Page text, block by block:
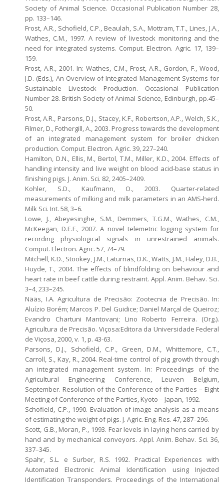
Society of Animal Science. Occasional Publication Number 28,
pp. 133–146.
Frost, A.R., Schofield, C.P., Beaulah, S.A., Mottram, T.T., Lines, J.A.,
Wathes, C.M., 1997. A review of livestock monitoring and the
need for integrated systems. Comput. Electron. Agric. 17, 139–
159.
Frost, A.R., 2001. In: Wathes, C.M., Frost, A.R., Gordon, F., Wood,
J.D. (Eds.), An Overview of Integrated Management Systems for
Sustainable Livestock Production. Occasional Publication
Number 28. British Society of Animal Science, Edinburgh, pp.45–
50.
Frost, A.R., Parsons, D.J., Stacey, K.F., Robertson, A.P., Welch, S.K.,
Filmer, D., Fothergill, A., 2003. Progress towards the development
of an integrated management system for broiler chicken
production. Comput. Electron. Agric. 39, 227–240.
Hamilton, D.N., Ellis, M., Bertol, T.M., Miller, K.D., 2004. Effects of
handling intensity and live weight on blood acid-base status in
finishing pigs. J. Anim. Sci. 82, 2405–2409.
Kohler, S.D., Kaufmann, O., 2003. Quarter-related
measurements of milking and milk parameters in an AMS-herd.
Milk Sci. Int. 58, 3–6.
Lowe, J., Abeyesinghe, S.M., Demmers, T.G.M., Wathes, C.M.,
McKeegan, D.E.F., 2007. A novel telemetric logging system for
recording physiological signals in unrestrained animals.
Comput. Electron. Agric. 57, 74–79.
Mitchell, K.D., Stookey, J.M., Laturnas, D.K., Watts, J.M., Haley, D.B.,
Huyde, T., 2004. The effects of blindfolding on behaviour and
heart rate in beef cattle during restraint. Appl. Anim. Behav. Sci.
3–4, 233–245.
Nääs, I.A. Agricultura de Precisão: Zootecnia de Precisão. In:
Aluízio Borém; Marcos P. Del Guidice; Daniel Marçal de Queiroz;
Evandro Chartuni Mantovani; Lino Roberto Ferreira. (Org.).
Agricultura de Precisão. Viçosa:Editora da Universidade Federal
de Viçosa, 2000, v. 1, p. 43-63.
Parsons, D.J., Schofield, C.P., Green, D.M., Whittemore, C.T.,
Carroll, S., Kay, R., 2004. Real-time control of pig growth through
an integrated management system. In: Proceedings of the
Agricultural Engineering Conference, Leuven Belgium,
September. Resolution of the Conference of the Parties – Eight
Meeting of Conference of the Parties, Kyoto – Japan, 1992.
Schofield, C.P., 1990. Evaluation of image analysis as a means
of estimating the weight of pigs. J. Agric. Eng. Res. 47, 287–296.
Scott, G.B., Moran, P., 1993. Fear levels in laying hens carried by
hand and by mechanical conveyors. Appl. Anim. Behav. Sci. 36,
337–345.
Spahr, S.L. e Surber, R.S. 1992. Practical Experiences with
Automated Electronic Animal Identification using Injected
Identification Transponders. Proceedings of the International